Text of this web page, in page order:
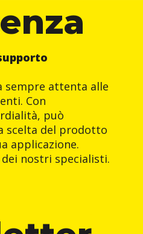
sempre attenta alle
Con
può
scelta del prodotto
applicazione.
nostri specialisti.